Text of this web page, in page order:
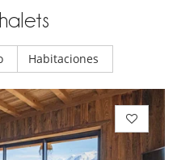
Habitaciones